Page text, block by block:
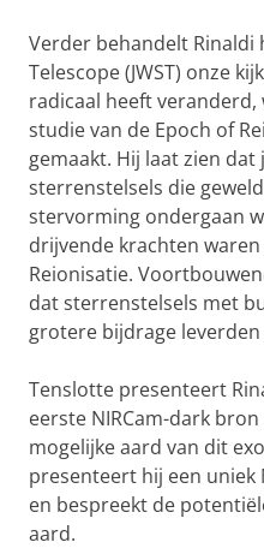
Verder behandelt Rinaldi
Telescope (JWST) onze
radicaal heeft
studie van de Epoch of
gemaakt. Hij laat zien
sterrenstelsels die
stervorming ondergaan
drijvende krachten
Reionisatie.
dat sterrenstelsels met
grotere bijdrage
Tenslotte presenteert
eerste NIRCam-dark
mogelijke aard van dit
presenteert hij een uniek
en bespreekt de
aard.